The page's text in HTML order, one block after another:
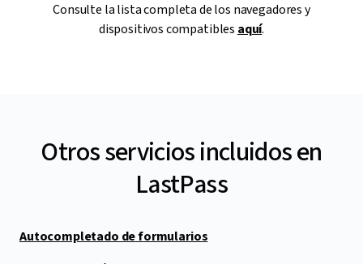
Consulte la lista completa de los navegadores y
dispositivos compatibles aquí.
Otros servicios incluidos en
LastPass
Autocompletado de formularios